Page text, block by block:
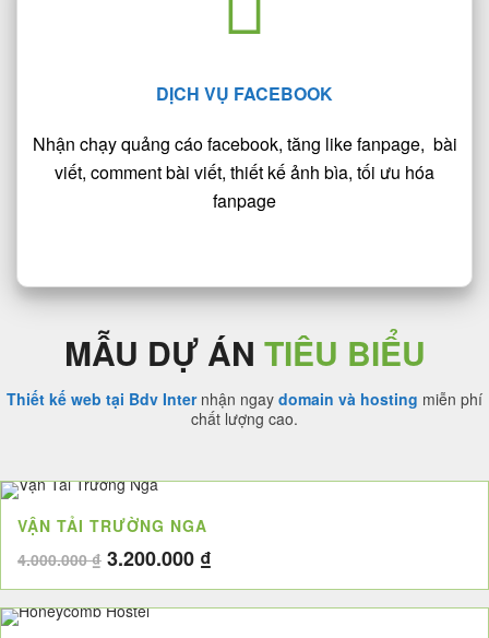
DỊCH VỤ FACEBOOK
Nhận chạy quảng cáo facebook, tăng like fanpage, bài
viết, comment bài viết, thiết kế ảnh bìa, tối ưu hóa
fanpage
MẪU DỰ ÁN TIÊU BIỂU
Thiết kế web tại Bdv Internhận ngay domain và hosting miễn phí
chất lượng cao.
VẬN TẢI TRƯỜNG NGA
4.000.000₫ Giá
gốc
là:
3.200.000 ₫
hiện
tại